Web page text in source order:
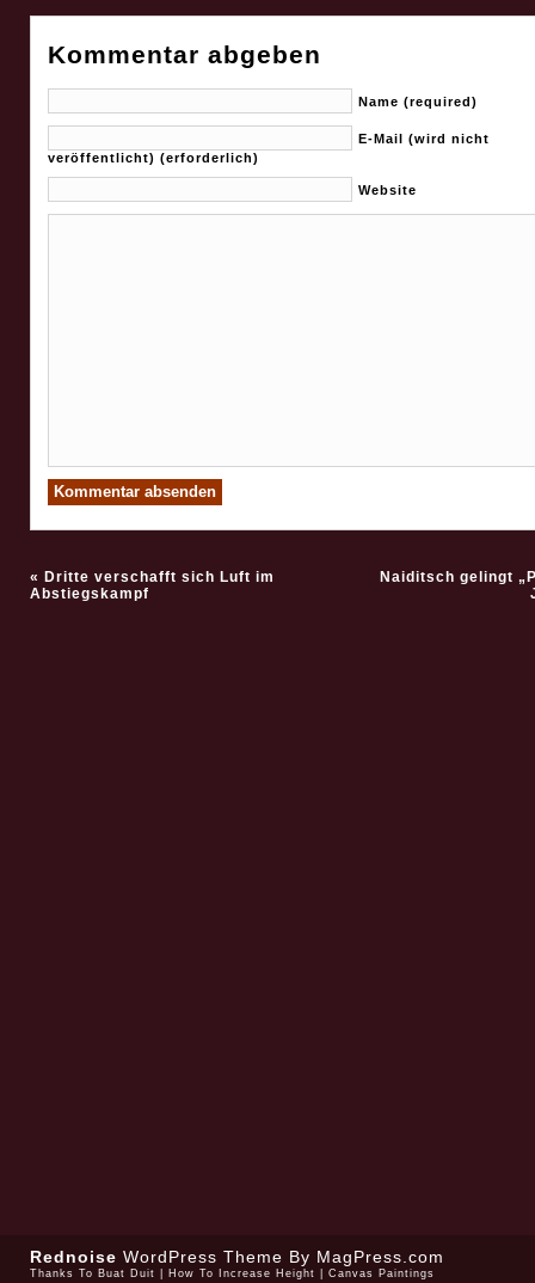
Kommentar abgeben
Name (required)
E-Mail (wird nicht
veröffentlicht) (erforderlich)
Website
« Dritte verschafft sich Luft im
Abstiegskampf
Naiditsch gelingt
Rednoise WordPress Theme By MagPress.com
Thanks To Buat Duit How To Increase Height Canvas Paintings